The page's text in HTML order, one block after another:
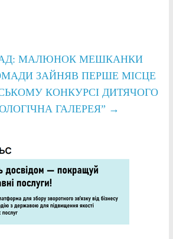
МАЛЮНОК МЕШКАНКИ
ЗАЙНЯВ ПЕРШЕ МІСЦЕ
КОНКУРСІ ДИТЯЧОГО
ГАЛЕРЕЯ” →